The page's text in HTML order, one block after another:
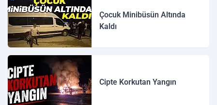
Çocuk Minibüsün Altında
Kaldı
Cipte Korkutan Yangın